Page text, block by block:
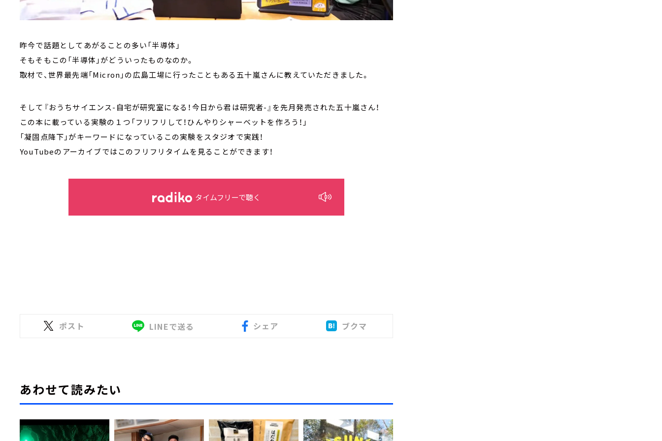
昨今で話題としてあがることの多い「半導体」
そもそもこの「半導体」がどういったものなのか。
取材で、世界最先端「Micron」の広島工場に行ったこともある五十嵐さんに教えていただきました。
そして『おうちサイエンス-自宅が研究室になる！今日から君は研究者-』を先月発売された五十嵐さん！
この本に載っている実験の１つ「フリフリして！ひんやりシャーベットを作ろう！」
「凝固点降下」がキーワードになっているこの実験をスタジオで実践！
YouTubeのアーカイブではこのフリフリタイムを見ることができます！
タイムフリーで聴く
ポスト LINEで送る シェア ブクマ
あわせて読みたい